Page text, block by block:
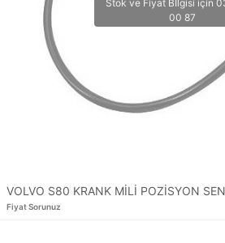
VOLVO S80 KRANK MİLİ POZİSYON
Fiyat Sorunuz